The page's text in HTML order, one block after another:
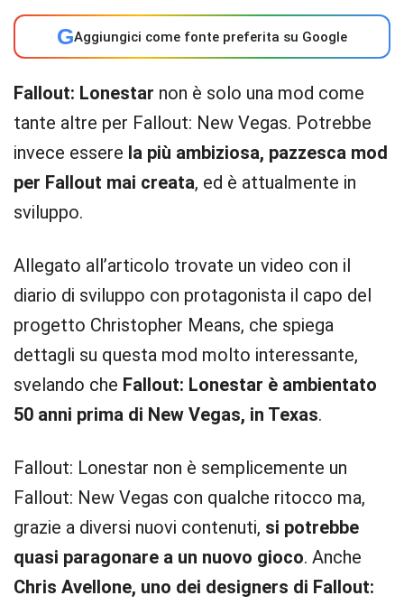
GAggiungici come fonte preferita su Google
Fallout: Lonestar non è solo una mod come
tante altre per Fallout: New Vegas. Potrebbe
invece essere la più ambiziosa, pazzesca mod
per Fallout mai creata, ed è attualmente in
sviluppo.
Allegato all’articolo trovate un video con il
diario di sviluppo con protagonista il capo del
progetto Christopher Means, che spiega
dettagli su questa mod molto interessante,
svelando che Fallout: Lonestar è ambientato
50 anni prima di New Vegas, in Texas.
Fallout: Lonestar non è semplicemente un
Fallout: New Vegas con qualche ritocco ma,
grazie a diversi nuovi contenuti, si potrebbe
quasi paragonare a un nuovo gioco. Anche
Chris Avellone, uno dei designers di Fallout: